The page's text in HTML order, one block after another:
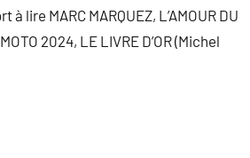
lire MARC MARQUEZ, L’AMOUR DU
2024, LE LIVRE D’OR (Michel